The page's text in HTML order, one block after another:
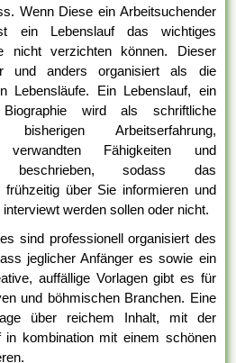
Wenn Diese ein Arbeitsuchender
ein Lebenslauf das wichtiges
nicht verzichten können. Dieser
und anders organisiert als die
Lebensläufe. Ein Lebenslauf, ein
wird als schriftliche
Arbeitserfahrung,
verwandten Fähigkeiten und
beschrieben, sodass das
frühzeitig über Sie informieren und
werden sollen oder nicht.
sind professionell organisiert des
jeglicher Anfänger es sowie ein
auffällige Vorlagen gibt es für
und böhmischen Branchen. Eine
über reichem Inhalt, mit der
in kombination mit einem schönen